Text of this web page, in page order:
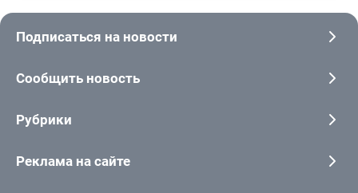
Подписаться на новости
Сообщить новость
Рубрики
Реклама на сайте